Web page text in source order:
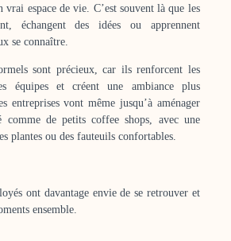
vrai espace de vie. C’est souvent là que les
échangent des idées ou apprennent
se connaître.
sont précieux, car ils renforcent les
équipes et créent une ambiance plus
entreprises vont même jusqu’à aménager
comme de petits coffee shops, avec une
plantes ou des fauteuils confortables.
ont davantage envie de se retrouver et
ensemble.